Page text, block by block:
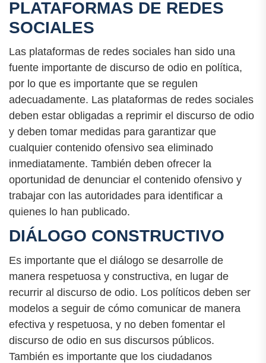
PLATAFORMAS DE REDES
SOCIALES
Las plataformas de redes sociales han sido una
fuente importante de discurso de odio en política,
por lo que es importante que se regulen
adecuadamente. Las plataformas de redes sociales
deben estar obligadas a reprimir el discurso de odio
y deben tomar medidas para garantizar que
cualquier contenido ofensivo sea eliminado
inmediatamente. También deben ofrecer la
oportunidad de denunciar el contenido ofensivo y
trabajar con las autoridades para identificar a
quienes lo han publicado.
DIÁLOGO CONSTRUCTIVO
Es importante que el diálogo se desarrolle de
manera respetuosa y constructiva, en lugar de
recurrir al discurso de odio. Los políticos deben ser
modelos a seguir de cómo comunicar de manera
efectiva y respetuosa, y no deben fomentar el
discurso de odio en sus discursos públicos.
También es importante que los ciudadanos